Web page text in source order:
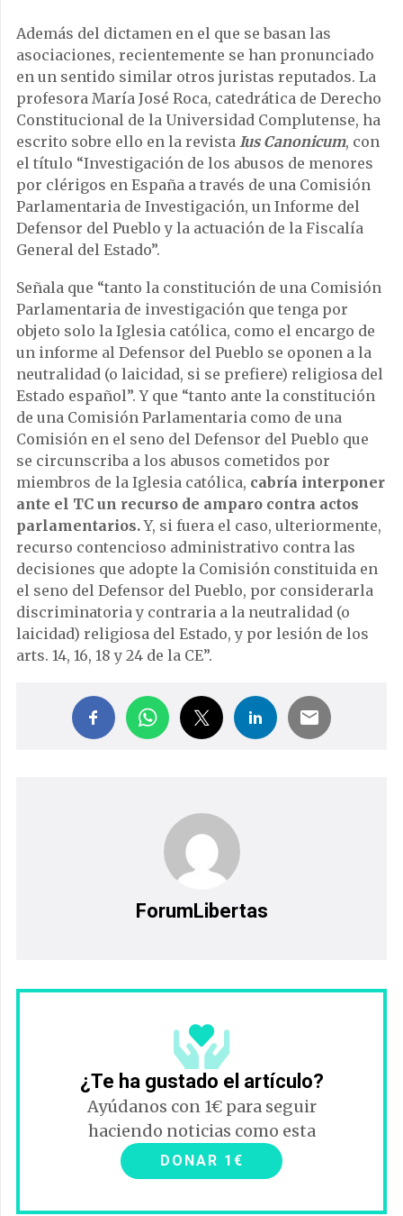
Además del dictamen en el que se basan las
asociaciones, recientemente se han pronunciado
en un sentido similar otros juristas reputados. La
profesora María José Roca, catedrática de Derecho
Constitucional de la Universidad Complutense, ha
escrito sobre ello en la revista Ius Canonicum, con
el título “Investigación de los abusos de menores
por clérigos en España a través de una Comisión
Parlamentaria de Investigación, un Informe del
Defensor del Pueblo y la actuación de la Fiscalía
General del Estado”.
Señala que “tanto la constitución de una Comisión
Parlamentaria de investigación que tenga por
objeto solo la Iglesia católica, como el encargo de
un informe al Defensor del Pueblo se oponen a la
neutralidad (o laicidad, si se prefiere) religiosa del
Estado español”. Y que “tanto ante la constitución
de una Comisión Parlamentaria como de una
Comisión en el seno del Defensor del Pueblo que
se circunscriba a los abusos cometidos por
miembros de la Iglesia católica, cabría interponer
ante el TC un recurso de amparo contra actos
parlamentarios.Y, si fuera el caso, ulteriormente,
recurso contencioso administrativo contra las
decisiones que adopte la Comisión constituida en
el seno del Defensor del Pueblo, por considerarla
discriminatoria y contraria a la neutralidad (o
laicidad) religiosa del Estado, y por lesión de los
arts. 14, 16, 18 y 24 de la CE”.
ForumLibertas
¿Te ha gustado el artículo?
Ayúdanos con 1€ para seguir
haciendo noticias como esta
DONAR 1€